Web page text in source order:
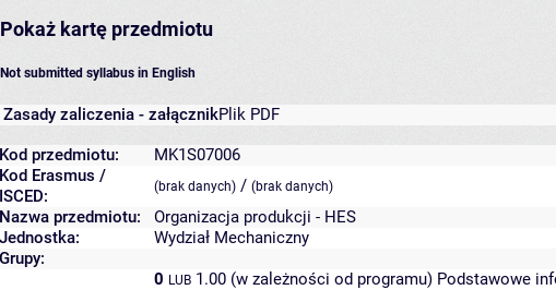
Pokaż kartę przedmiotu
Not submitted syllabus in English
Zasady zaliczenia - załącznikPlik PDF
Kod przedmiotu:
MK1S07006
Kod Erasmus /
ISCED:
(brak danych) / (brak danych)
Nazwa przedmiotu:
Organizacja produkcji - HES
Jednostka:
Wydział Mechaniczny
Grupy:
0 LUB 1.00 (w zależności od programu) Podstawowe